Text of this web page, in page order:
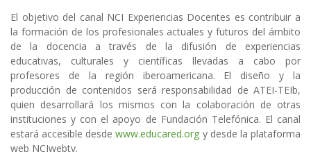
El objetivo del canal NCI Experiencias Docentes es contribuir a
la formación de los profesionales actuales y futuros del ámbito
de la docencia a través de la difusión de experiencias
educativas, culturales y científicas llevadas a cabo por
profesores de la región iberoamericana. El diseño y la
producción de contenidos será responsabilidad de ATEI-TEIb,
quien desarrollará los mismos con la colaboración de otras
instituciones y con el apoyo de Fundación Telefónica. El canal
estará accesible desdewww.educared.org y desde la plataforma
web NCIwebtv.